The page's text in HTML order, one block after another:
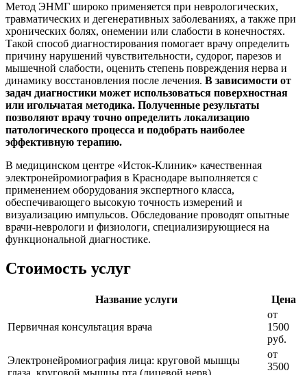
Метод ЭНМГ широко применяется при неврологических,
травматических и дегенеративных заболеваниях, а также при
хронических болях, онемении или слабости в конечностях.
Такой способ диагностирования помогает врачу определить
причину нарушений чувствительности, судорог, парезов и
мышечной слабости, оценить степень повреждения нерва и
динамику восстановления после лечения. В зависимости от
задач диагностики может использоваться поверхностная
или игольчатая методика. Полученные результаты
позволяют врачу точно определить локализацию
патологического процесса и подобрать наиболее
эффективную терапию.
В медицинском центре «Исток-Клиник» качественная
электронейромиография в Краснодаре выполняется с
применением оборудования экспертного класса,
обеспечивающего высокую точность измерений и
визуализацию импульсов. Обследование проводят опытные
врачи-неврологи и физиологи, специализирующиеся на
функциональной диагностике.
Стоимость услуг
Название услуги Цена
Первичная консультация врача
от
1500
руб.
Электронейромиография лица: круговой мышцы
глаза, круговой мышцы рта (лицевой нерв)
от
3500